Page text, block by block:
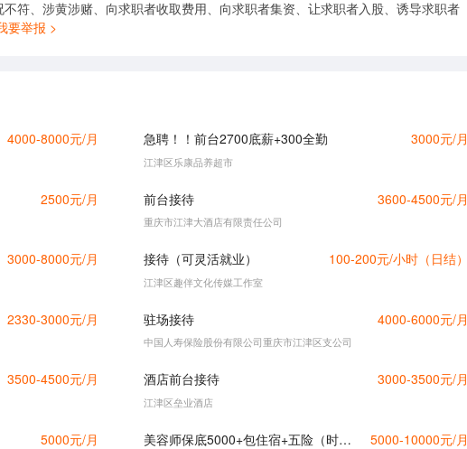
符、涉黄涉赌、向求职者收取费用、向求职者集资、让求职者入股、诱导求职者
要举报 >
4000-8000元/月 急聘！！前台2700底薪+300全勤 3000元/月
江津区乐康品养超市
2500元/月 前台接待 3600-4500元/月
重庆市江津大酒店有限责任公司
3000-8000元/月 接待（可灵活就业） 100-200元/小时（日结）
江津区趣伴文化传媒工作室
2330-3000元/月 驻场接待 4000-6000元/月
中国人寿保险股份有限公司重庆市江津区支公司
3500-4500元/月 酒店前台接待 3000-3500元/月
江津区垒业酒店
5000元/月 美容师保底5000+包住宿+五险（时代广场 鼎山大道 东城中央均可） 5000-10000元/月